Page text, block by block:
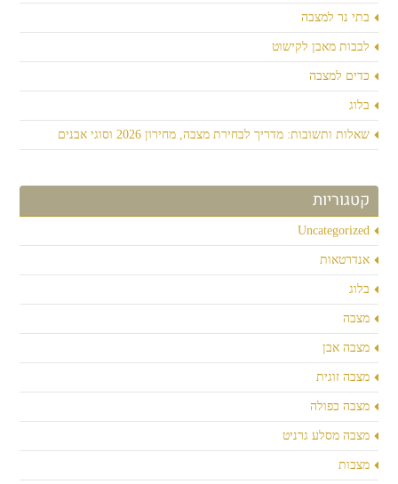
בתי נר למצבה
לבבות מאבן לקישוט
כדים למצבה
בלוג
שאלות ותשובות: מדריך לבחירת מצבה, מחירון 2026 וסוגי אבנים
קטגוריות
Uncategorized
אנדרטאות
בלוג
מצבה
מצבה אבן
מצבה זוגית
מצבה כפולה
מצבה מסלע גרניט
מצבות